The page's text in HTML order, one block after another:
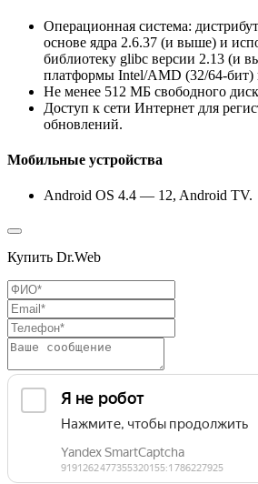
Операционная система:
основе ядра 2.6.37 (и выше) и
библиотеку glibc версии 2.13 (и
платформы Intel/AMD (32/64-
Не менее 512 МБ свободного
Доступ к сети Интернет для
обновлений.
Мобильные устройства
Android OS 4.4 — 12, Android TV.
Купить Dr.Web